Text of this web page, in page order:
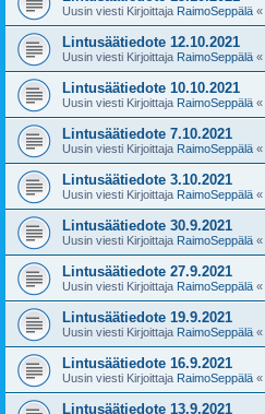
Uusin viesti Kirjoittaja RaimoSeppälä «
Lintusäätiedote 12.10.2021
Uusin viesti Kirjoittaja RaimoSeppälä «
Lintusäätiedote 10.10.2021
Uusin viesti Kirjoittaja RaimoSeppälä «
Lintusäätiedote 7.10.2021
Uusin viesti Kirjoittaja RaimoSeppälä «
Lintusäätiedote 3.10.2021
Uusin viesti Kirjoittaja RaimoSeppälä «
Lintusäätiedote 30.9.2021
Uusin viesti Kirjoittaja RaimoSeppälä «
Lintusäätiedote 27.9.2021
Uusin viesti Kirjoittaja RaimoSeppälä «
Lintusäätiedote 19.9.2021
Uusin viesti Kirjoittaja RaimoSeppälä «
Lintusäätiedote 16.9.2021
Uusin viesti Kirjoittaja RaimoSeppälä «
Lintusäätiedote 13.9.2021